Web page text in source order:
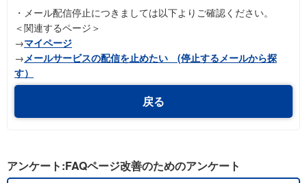
・メール配信停止につきましては以下よりご確認ください。
＜関連するページ＞
→マイページ
→メールサービスの配信を止めたい (停止するメールから探
す）
戻る
アンケート:FAQページ改善のためのアンケート